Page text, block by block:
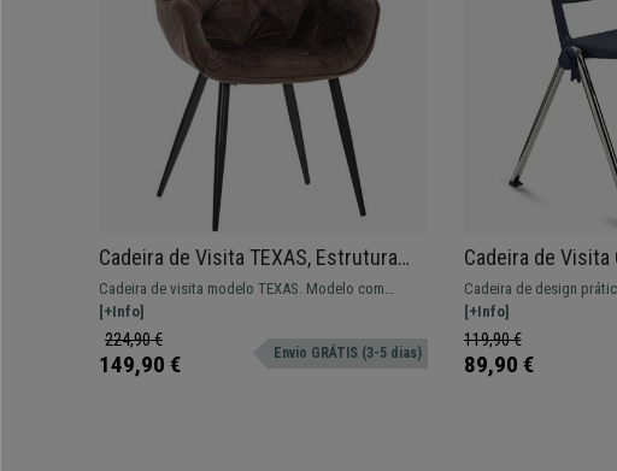
Cadeira de Visita TEXAS, Estrutura
em Metal Preto, Em Veludo de Cor
Castanho
Cadeira de visita modelo TEXAS. Modelo com
estrutura em metal e extra comodidade para o seu
espaço.
[+Info]
224,90 €
149,90 € Envio GRÁTIS (3-5 dias)
Cadeira de Visita
Encaixe Lateral,
Azul
Cadeira de design
de encaixe prático e
[+Info]
119,90 €
89,90 €